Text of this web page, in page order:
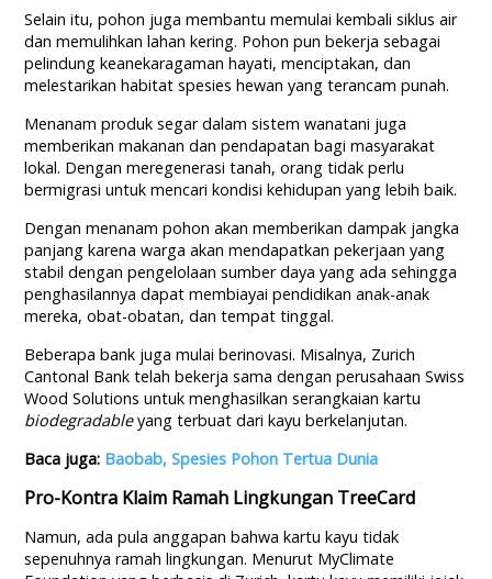
Selain itu, pohon juga membantu memulai kembali siklus air
dan memulihkan lahan kering. Pohon pun bekerja sebagai
pelindung keanekaragaman hayati, menciptakan, dan
melestarikan habitat spesies hewan yang terancam punah.
Menanam produk segar dalam sistem wanatani juga
memberikan makanan dan pendapatan bagi masyarakat
lokal. Dengan meregenerasi tanah, orang tidak perlu
bermigrasi untuk mencari kondisi kehidupan yang lebih baik.‍
Dengan menanam pohon akan memberikan dampak jangka
panjang karena warga akan mendapatkan pekerjaan yang
stabil dengan pengelolaan sumber daya yang ada sehingga
penghasilannya dapat membiayai pendidikan anak-anak
mereka, obat-obatan, dan tempat tinggal.
Beberapa bank juga mulai berinovasi. Misalnya, Zurich
Cantonal Bank telah bekerja sama dengan perusahaan Swiss
Wood Solutions untuk menghasilkan serangkaian kartu
biodegradableyang terbuat dari kayu berkelanjutan.
Baca juga: Baobab, Spesies Pohon Tertua Dunia
Pro-Kontra Klaim Ramah Lingkungan TreeCard
Namun, ada pula anggapan bahwa kartu kayu tidak
sepenuhnya ramah lingkungan. Menurut MyClimate